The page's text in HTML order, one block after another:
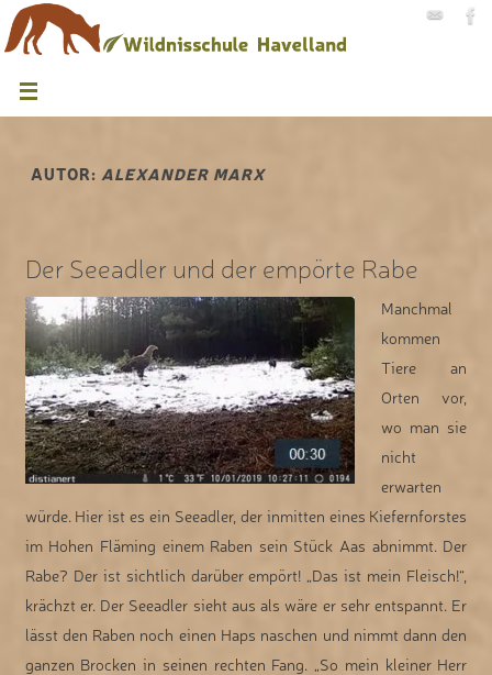
AUTOR: ALEXANDER MARX
Der Seeadler und der empörte Rabe
Manchmal
kommen
Tiere an
Orten vor,
wo man sie
nicht
erwarten
würde. Hier ist es ein Seeadler, der inmitten eines Kiefernforstes
im Hohen Fläming einem Raben sein Stück Aas abnimmt. Der
Rabe? Der ist sichtlich darüber empört! „Das ist mein Fleisch!“,
krächzt er. Der Seeadler sieht aus als wäre er sehr entspannt. Er
lässt den Raben noch einen Haps naschen und nimmt dann den
ganzen Brocken in seinen rechten Fang. „So mein kleiner Herr